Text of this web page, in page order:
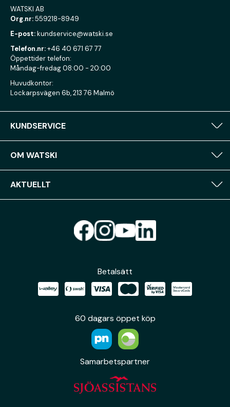
WATSKI AB
Org.nr:559218-8949
E-post:kundservice@watski.se
Telefon.nr:+46 40 671 67 77
Öppettider telefon:
Måndag-fredag 08:00 - 20:00
Huvudkontor:
Lockarpsvägen 6b, 213 76 Malmö
KUNDSERVICE
OM WATSKI
AKTUELLT
Betalsätt
60 dagars öppet köp
Samarbetspartner